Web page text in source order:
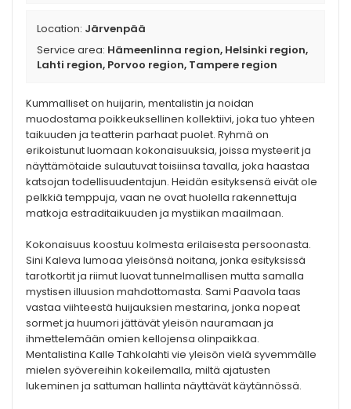
Kummalliset on huijarin, mentalistin ja noidan
muodostama poikkeuksellinen kollektiivi, joka tuo yhteen
taikuuden ja teatterin parhaat puolet. Ryhmä on
erikoistunut luomaan kokonaisuuksia, joissa mysteerit ja
näyttämötaide sulautuvat toisiinsa tavalla, joka haastaa
katsojan todellisuudentajun. Heidän esityksensä eivät ole
pelkkiä temppuja, vaan ne ovat huolella rakennettuja
matkoja estraditaikuuden ja mystiikan maailmaan.
Kokonaisuus koostuu kolmesta erilaisesta persoonasta.
Sini Kaleva lumoaa yleisönsä noitana, jonka esityksissä
tarotkortit ja riimut luovat tunnelmallisen mutta samalla
mystisen illuusion mahdottomasta. Sami Paavola taas
vastaa viihteestä huijauksien mestarina, jonka nopeat
sormet ja huumori jättävät yleisön nauramaan ja
ihmettelemään omien kellojensa olinpaikkaa.
Mentalistina Kalle Tahkolahti vie yleisön vielä syvemmälle
mielen syövereihin kokeilemalla, miltä ajatusten
lukeminen ja sattuman hallinta näyttävät käytännössä.
Location: Järvenpää
Service area: Hämeenlinna region, Helsinki region,
Lahti region, Porvoo region, Tampere region